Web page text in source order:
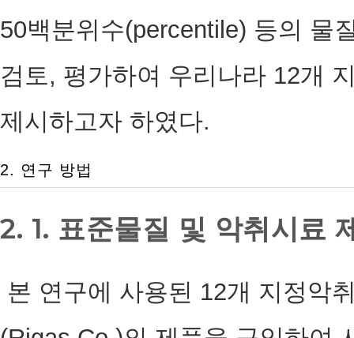
50백분위수(percentile) 등의 물
검토, 평가하여 우리나라 12개
제시하고자 하였다.
2. 연구 방법
2. 1. 표준물질 및 악취시료
본 연구에 사용된 12개 지정악